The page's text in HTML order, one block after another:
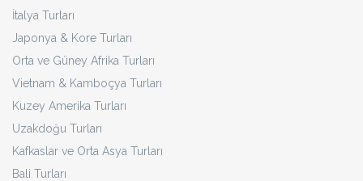
İtalya Turları
Japonya & Kore Turları
Orta ve Güney Afrika Turları
Vietnam & Kamboçya Turları
Kuzey Amerika Turları
Uzakdoğu Turları
Kafkaslar ve Orta Asya Turları
Bali Turları